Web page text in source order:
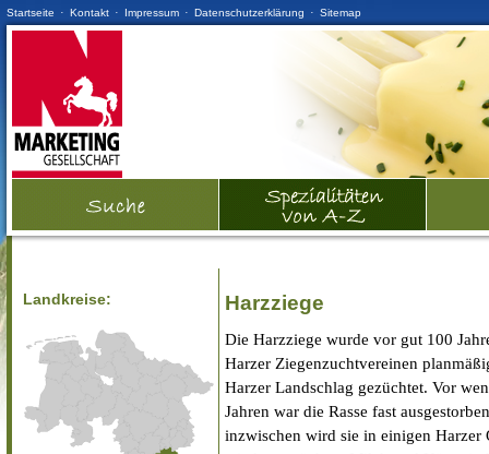
Startseite · Kontakt · Impressum · Datenschutzerklärung · Sitemap
Landkreise: Harzziege
Die Harzziege wurde vor gut 100
Harzer Ziegenzuchtvereinen
Harzer Landschlag gezüchtet. Vor
Jahren war die Rasse fast
inzwischen wird sie in einigen Harzer